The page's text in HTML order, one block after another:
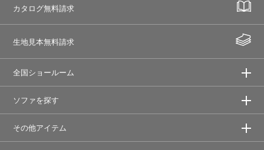
カタログ無料請求
生地見本無料請求
全国ショールーム
ソファを探す
その他アイテム